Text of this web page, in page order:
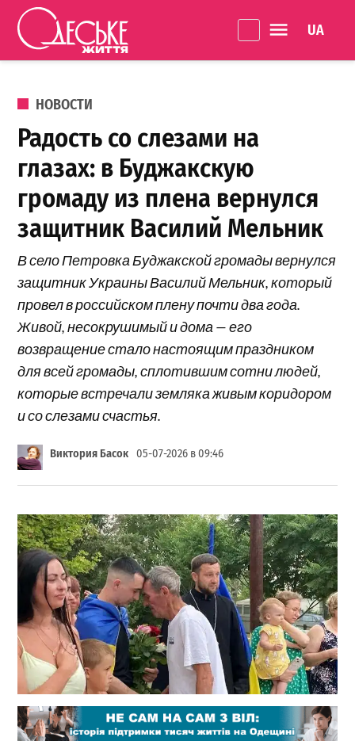
Перейти к содержанию
життя
ОПУБЛИКОВАНО В
НОВОСТИ
Радость со слезами на
глазах: в Буджакскую
громаду из плена вернулся
защитник Василий Мельник
В село Петровка Буджакской громады вернулся
защитник Украины Василий Мельник, который
провел в российском плену почти два года.
Живой, несокрушимый и дома — его
возвращение стало настоящим праздником
для всей громады, сплотившим сотни людей,
которые встречали земляка живым коридором
и со слезами счастья.
Виктория Басок 05-07-2026 в 09:46